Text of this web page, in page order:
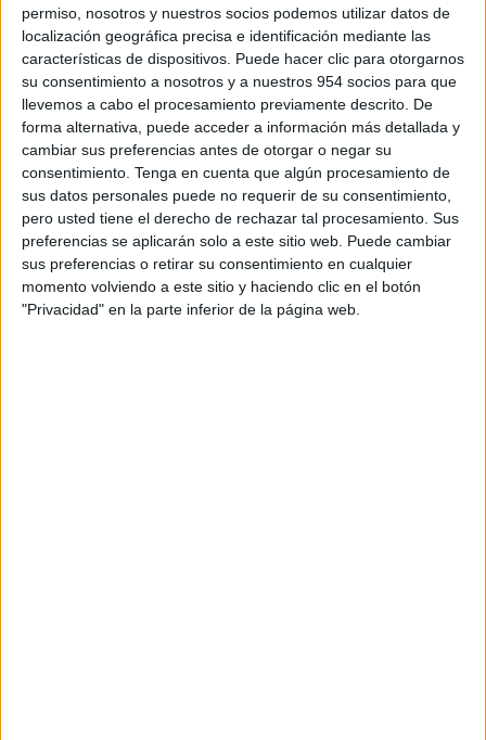
permiso, nosotros y nuestros socios podemos utilizar datos de
localización geográfica precisa e identificación mediante las
características de dispositivos. Puede hacer clic para otorgarnos
su consentimiento a nosotros y a nuestros 954 socios para que
llevemos a cabo el procesamiento previamente descrito. De
forma alternativa, puede acceder a información más detallada y
cambiar sus preferencias antes de otorgar o negar su
consentimiento. Tenga en cuenta que algún procesamiento de
sus datos personales puede no requerir de su consentimiento,
pero usted tiene el derecho de rechazar tal procesamiento. Sus
preferencias se aplicarán solo a este sitio web. Puede cambiar
sus preferencias o retirar su consentimiento en cualquier
momento volviendo a este sitio y haciendo clic en el botón
"Privacidad" en la parte inferior de la página web.
LEER MÁS
ENCUENTRA TU MOTO
Motos de Ocasión
Motos de Ocasión en Galicia